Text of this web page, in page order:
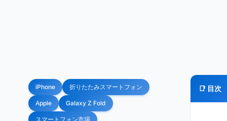
iPhone 折りたたみスマートフォン
Apple Galaxy Z Fold
スマートフォン市場
📑 目次